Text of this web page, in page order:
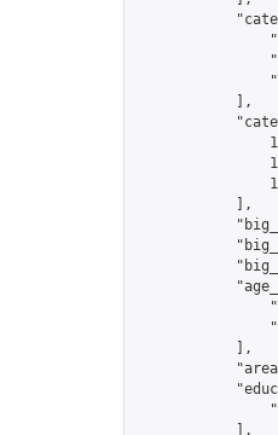
            ],
                1
            ],
            ],
            ],